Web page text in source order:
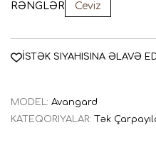
RƏNGLƏR Ceviz
İSTƏK SIYAHISINA ƏLAVƏ
MODEL: Avangard
KATEQORIYALAR:
Tək